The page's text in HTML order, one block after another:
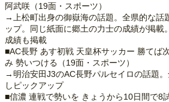
阿武咲（19面・スポーツ）
→上松町出身の御嶽海の話題。全県的な話
ップ。同じ紙面に郷土の力士の成績が掲載
成績も掲載
■AC長野 あす初戦 天皇杯サッカー 勝てば
み 勢いつける（19面・スポーツ）
→明治安田J3のAC長野パルセイロの話題
しピックアップ
■信濃 連戦で勢いを きょうから10日間で8